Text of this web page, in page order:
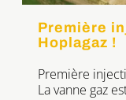
Première
Hoplagaz !
Première
La vanne gaz